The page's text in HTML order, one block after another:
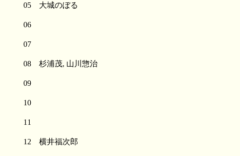
05 大城のぼる
06
07
08 杉浦茂, 山川惣治
09
10
11
12 横井福次郎